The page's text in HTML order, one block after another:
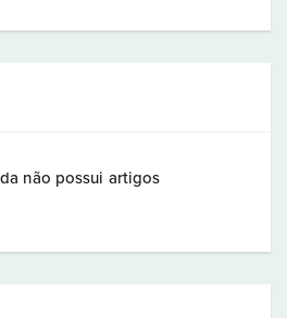
não possui artigos